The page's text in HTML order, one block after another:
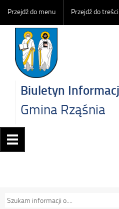
Przejdź do menu Przejdź do treści
Biuletyn
Gmina Rząśnia